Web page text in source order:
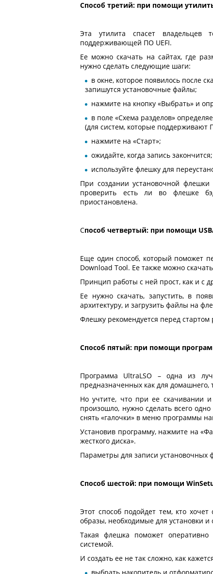
Способ третий: при помощи
Эта утилита спасет владельцев
поддерживающей ПО UEFI.
Ее можно скачать на сайтах, где
нужно сделать следующие шаги:
в окне, которое появилось после
запишутся установочные файлы;
нажмите на кнопку «Выбрать» и
в поле «Схема разделов»
(для систем, которые поддерживают
нажмите на «Старт»;
ожидайте, когда запись закончится;
используйте флешку для
При создании установочной
проверить есть ли во флешке
приостановлена.
Способ четвертый: при помощи
Еще один способ, который поможет
Download Tool. Ее также можно
Принцип работы с ней прост, как и с
Ее нужно скачать, запустить, в
архитектуру, и загрузить файлы на
Флешку рекомендуется перед стартом
Способ пятый: при помощи
Программа UltraLSO – одна из
предназначенных как для домашнего,
Но учтите, что при ее скачивании и
произошло, нужно сделать всего
снять «галочки» в меню программы
Установив программу, нажмите на
жесткого диска».
Параметры для записи установочных
Способ шестой: при помощи
Этот способ подойдет тем, кто
образы, необходимые для установки
Такая флешка поможет
системой.
И создать ее не так сложно, как